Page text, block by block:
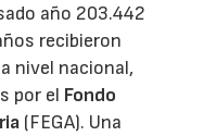
año 203.442
recibieron
nivel nacional,
por el Fondo
(FEGA). Una